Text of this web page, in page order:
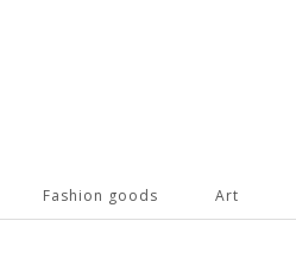
Fashion goods Art